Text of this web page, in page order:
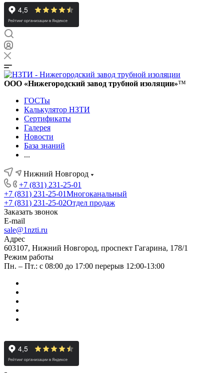
ООО «Нижегородский завод трубной изоляции»™
ГОСТы
Калькулятор НЗТИ
Сертификаты
Галерея
Новости
База знаний
...
Нижний Новгород
+7 (831) 231-25-01
+7 (831) 231-25-01Многоканальный
+7 (831) 231-25-02Отдел продаж
Заказать звонок
E-mail
sale@1nzti.ru
Адрес
603107, Нижний Новгород, проспект Гагарина, 178/1
Режим работы
Пн. – Пт.: с 08:00 до 17:00 перерыв 12:00-13:00